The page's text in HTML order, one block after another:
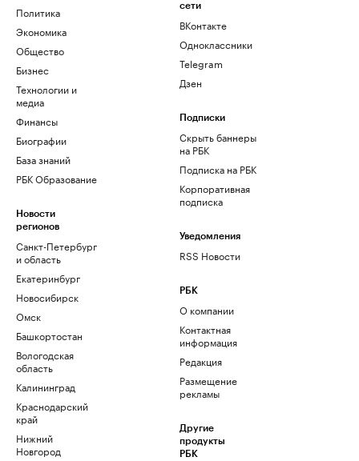
Политика
Экономика
Общество
Бизнес
Технологии и
медиа
Финансы
Биографии
База знаний
РБК Образование
Новости
регионов
Санкт-Петербург
и область
Екатеринбург
Новосибирск
Омск
Башкортостан
Вологодская
область
Калининград
Краснодарский
край
Нижний
Новгород
сети
ВКонтакте
Одноклассники
Telegram
Дзен
Подписки
Скрыть баннеры
на РБК
Подписка на РБК
Корпоративная
подписка
Уведомления
RSS Новости
РБК
О компании
Контактная
информация
Редакция
Размещение
рекламы
Другие
продукты
РБК